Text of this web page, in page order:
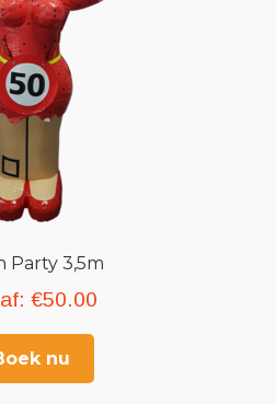
Party 3,5m
€50.00
nu